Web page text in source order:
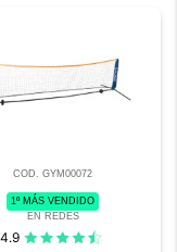
COD. GYM00072
1º MÁS VENDIDO
EN REDES
4.9